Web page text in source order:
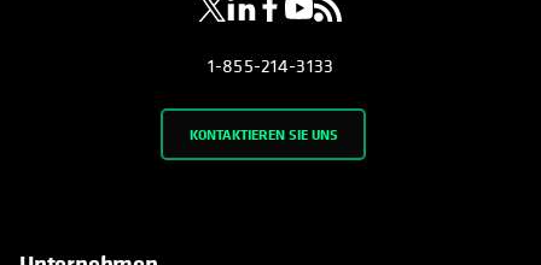
1-855-214-3133
KONTAKTIEREN SIE UNS